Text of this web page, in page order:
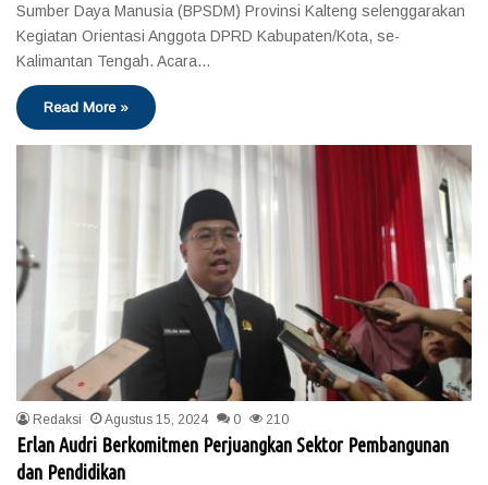
Sumber Daya Manusia (BPSDM) Provinsi Kalteng selenggarakan
Kegiatan Orientasi Anggota DPRD Kabupaten/Kota, se-
Kalimantan Tengah. Acara…
Read More »
Redaksi Agustus 15, 2024 0 210
Erlan Audri Berkomitmen Perjuangkan Sektor Pembangunan
dan Pendidikan